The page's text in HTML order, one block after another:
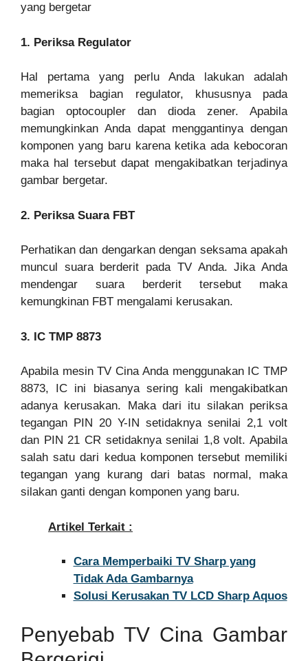
yang bergetar
1. Periksa Regulator
Hal pertama yang perlu Anda lakukan adalah
memeriksa bagian regulator, khususnya pada
bagian optocoupler dan dioda zener. Apabila
memungkinkan Anda dapat menggantinya dengan
komponen yang baru karena ketika ada kebocoran
maka hal tersebut dapat mengakibatkan terjadinya
gambar bergetar.
2. Periksa Suara FBT
Perhatikan dan dengarkan dengan seksama apakah
muncul suara berderit pada TV Anda. Jika Anda
mendengar suara berderit tersebut maka
kemungkinan FBT mengalami kerusakan.
3. IC TMP 8873
Apabila mesin TV Cina Anda menggunakan IC TMP
8873, IC ini biasanya sering kali mengakibatkan
adanya kerusakan. Maka dari itu silakan periksa
tegangan PIN 20 Y-IN setidaknya senilai 2,1 volt
dan PIN 21 CR setidaknya senilai 1,8 volt. Apabila
salah satu dari kedua komponen tersebut memiliki
tegangan yang kurang dari batas normal, maka
silakan ganti dengan komponen yang baru.
Artikel Terkait :
Cara Memperbaiki TV Sharp yang
Tidak Ada Gambarnya
Solusi Kerusakan TV LCD Sharp Aquos
Penyebab TV Cina Gambar